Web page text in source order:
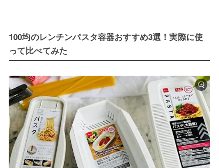
100均のレンチンパスタ容器おすすめ3選！実際に使
って比べてみた